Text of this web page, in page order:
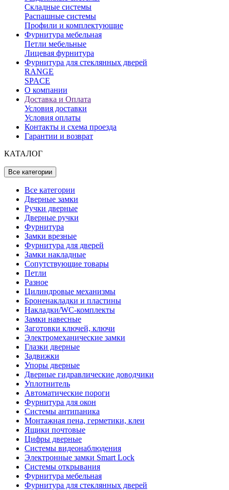
Складные системы
Распашные системы
Профили и комплектующие
Фурнитура мебельная
Петли мебельные
Лицевая фурнитура
Фурнитура для стеклянных дверей
RANGE
SPACE
О компании
Доставка и Оплата
Условия доставки
Условия оплаты
Контакты и схема проезда
Гарантии и возврат
КАТАЛОГ
Все категории
Все категории
Дверные замки
Ручки дверные
Дверные ручки
Фурнитура
Замки врезные
Фурнитура для дверей
Замки накладные
Сопутствующие товары
Петли
Разное
Цилиндровые механизмы
Броненакладки и пластины
Накладки/WC-комплекты
Замки навесные
Заготовки ключей, ключи
Электромеханические замки
Глазки дверные
Задвижки
Упоры дверные
Дверные гидравлические доводчики
Уплотнитель
Автоматические пороги
Фурнитура для окон
Системы антипаника
Монтажная пена, герметики, клеи
Ящики почтовые
Цифры дверные
Системы видеонаблюдения
Электронные замки Smart Lock
Системы открывания
Фурнитура мебельная
Фурнитура для стеклянных дверей